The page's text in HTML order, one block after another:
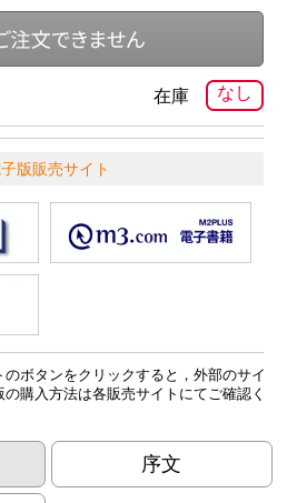
なし
在庫
版販売サイト
のボタンをクリックすると，外部のサイ
の購入方法は各販売サイトにてご確認く
序文